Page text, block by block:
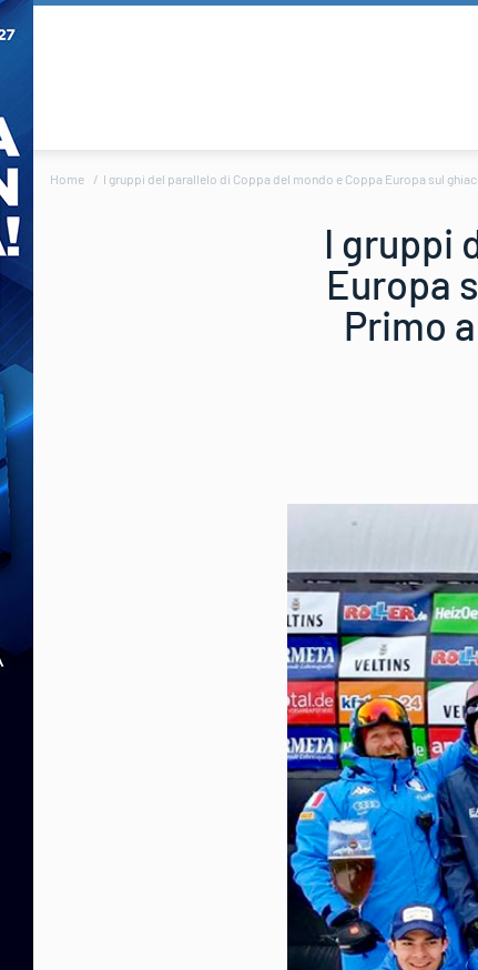
Home I gruppi del parallelo di Coppa del mondo e Coppa Europa sul
I gruppi
Europa
Primo